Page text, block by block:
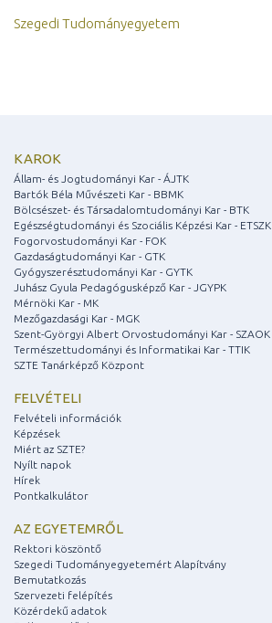
Szegedi Tudományegyetem
KAROK
Állam- és Jogtudományi Kar - ÁJTK
Bartók Béla Művészeti Kar - BBMK
Bölcsészet- és Társadalomtudományi Kar - BTK
Egészségtudományi és Szociális Képzési Kar - ETSZK
Fogorvostudományi Kar - FOK
Gazdaságtudományi Kar - GTK
Gyógyszerésztudományi Kar - GYTK
Juhász Gyula Pedagógusképző Kar - JGYPK
Mérnöki Kar - MK
Mezőgazdasági Kar - MGK
Szent-Györgyi Albert Orvostudományi Kar - SZAOK
Természettudományi és Informatikai Kar - TTIK
SZTE Tanárképző Központ
FELVÉTELI
Felvételi információk
Képzések
Miért az SZTE?
Nyílt napok
Hírek
Pontkalkulátor
AZ EGYETEMRŐL
Rektori köszöntő
Szegedi Tudományegyetemért Alapítvány
Bemutatkozás
Szervezeti felépítés
Közérdekű adatok